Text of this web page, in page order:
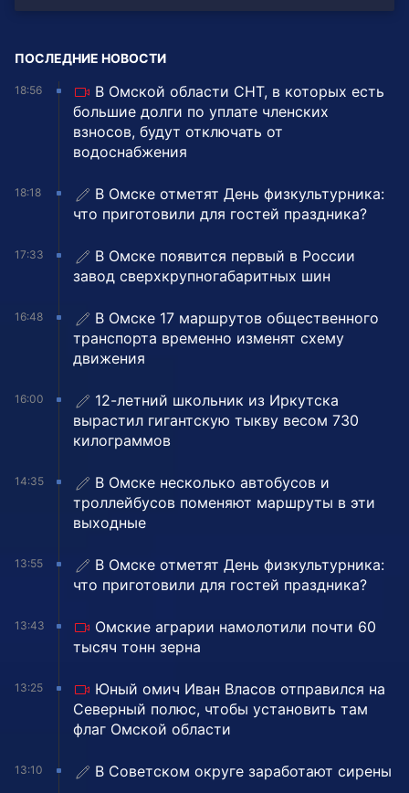
ПОСЛЕДНИЕ НОВОСТИ
18:56
В Омской области СНТ, в которых есть
большие долги по уплате членских
взносов, будут отключать от
водоснабжения
18:18
В Омске отметят День физкультурника:
что приготовили для гостей праздника?
17:33
В Омске появится первый в России
завод сверхкрупногабаритных шин
16:48
В Омске 17 маршрутов общественного
транспорта временно изменят схему
движения
16:00
12-летний школьник из Иркутска
вырастил гигантскую тыкву весом 730
килограммов
14:35
В Омске несколько автобусов и
троллейбусов поменяют маршруты в эти
выходные
13:55
В Омске отметят День физкультурника:
что приготовили для гостей праздника?
13:43
Омские аграрии намолотили почти 60
тысяч тонн зерна
13:25
Юный омич Иван Власов отправился на
Северный полюс, чтобы установить там
флаг Омской области
13:10 В Советском округе заработают сирены